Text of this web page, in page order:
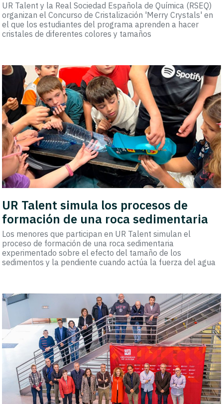
UR Talent y la Real Sociedad Española de Química (RSEQ)
organizan el Concurso de Cristalización 'Merry Crystals' en
el que los estudiantes del programa aprenden a hacer
cristales de diferentes colores y tamaños
UR Talent simula los procesos de
formación de una roca sedimentaria
Los menores que participan en UR Talent simulan el
proceso de formación de una roca sedimentaria
experimentado sobre el efecto del tamaño de los
sedimentos y la pendiente cuando actúa la fuerza del agua